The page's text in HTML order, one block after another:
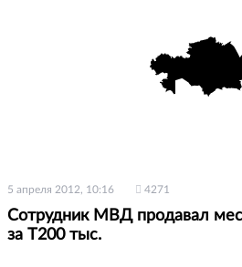
5 апреля 2012, 10:16 4271
Сотрудник МВД продавал
за Т200 тыс.